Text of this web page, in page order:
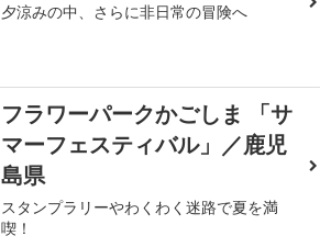
夕涼みの中、さらに非日常の冒険へ
フラワーパークかごしま 「サ
マーフェスティバル」／鹿児
島県
スタンプラリーやわくわく迷路で夏を満
喫！